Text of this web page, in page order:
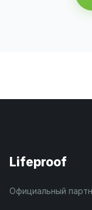
Lifeproof
Официальный